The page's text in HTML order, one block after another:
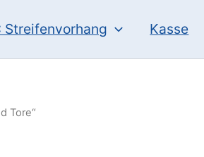
Streifenvorhang Kasse
Tore“